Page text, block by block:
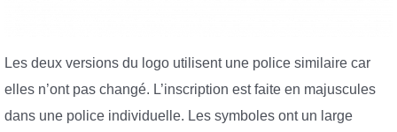
Les deux versions du logo utilisent une police similaire car
elles n’ont pas changé. L’inscription est faite en majuscules
dans une police individuelle. Les symboles ont un large